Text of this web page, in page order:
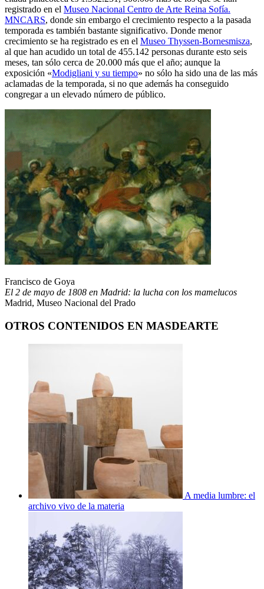
registrado en el Museo Nacional Centro de Arte Reina Sofía.
MNCARS, donde sin embargo el crecimiento respecto a la pasada
temporada es también bastante significativo. Donde menor
crecimiento se ha registrado es en el Museo Thyssen-Bornesmisza,
al que han acudido un total de 455.142 personas durante esto seis
meses, tan sólo cerca de 20.000 más que el año; aunque la
exposición «Modigliani y su tiempo» no sólo ha sido una de las más
aclamadas de la temporada, si no que además ha conseguido
congregar a un elevado número de público.
Francisco de Goya
El 2 de mayo de 1808 en Madrid: la lucha con los mamelucos
Madrid, Museo Nacional del Prado
OTROS CONTENIDOS EN MASDEARTE
A media lumbre: el
archivo vivo de la materia